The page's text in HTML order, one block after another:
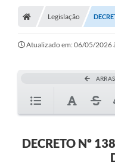
Legislação
Atualizado em: 06/05/2026
DECRETO Nº